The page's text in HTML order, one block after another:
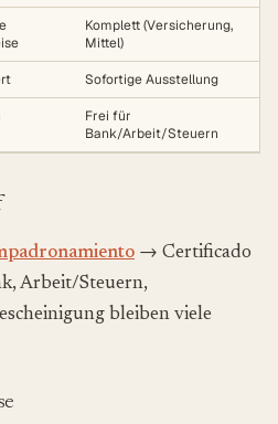
Komplett (Versicherung,
Mittel)
Sofortige Ausstellung
Frei für
Bank/Arbeit/Steuern
→ Certificado
Arbeit/Steuern,
bleiben viele